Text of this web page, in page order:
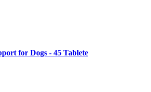
for Dogs - 45 Tablete